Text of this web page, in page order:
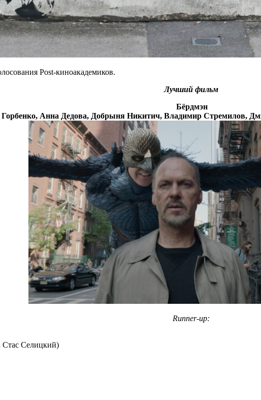
Post-киноакадемиков.
Лучший фильм
Бёрдмэн
Горбенко, Анна Дедова, Добрыня Никитич, Владимир Стремилов,
Runner-up:
Селицкий)